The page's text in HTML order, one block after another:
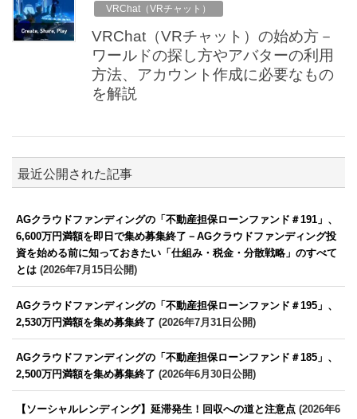
VRChat（VRチャット）
VRChat（VRチャット）の始め方－
ワールドの探し方やアバターの利用
方法、アカウント作成に必要なもの
を解説
最近公開された記事
AGクラウドファンディングの「不動産担保ローンファンド＃191」、
6,600万円満額を即日で集め募集終了－AGクラウドファンディング投
資を始める前に知っておきたい「仕組み・税金・分散戦略」のすべて
とは (2026年7月15日公開)
AGクラウドファンディングの「不動産担保ローンファンド＃195」、
2,530万円満額を集め募集終了 (2026年7月31日公開)
AGクラウドファンディングの「不動産担保ローンファンド＃185」、
2,500万円満額を集め募集終了 (2026年6月30日公開)
【ソーシャルレンディング】延滞発生！回収への道と注意点 (2026年6